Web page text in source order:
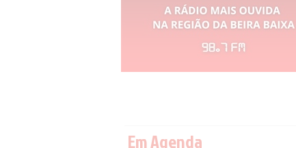
Em Agenda